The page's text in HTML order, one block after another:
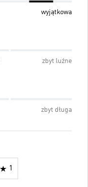
wyjątkowa
zbyt luźne
zbyt długa
1